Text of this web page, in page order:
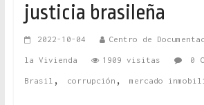
justicia brasileña
2022-10-04 Centro de
la Vivienda 1909 visitas 0
Brasil , corrupción , mercado